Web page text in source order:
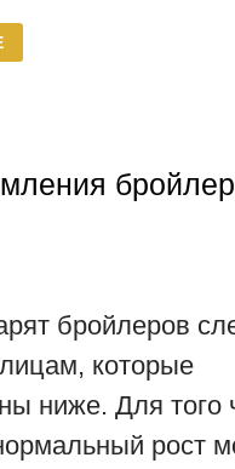
бройлеров
которые
ниже. Для того
рост